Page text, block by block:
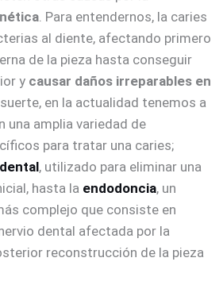
. Para entendernos, la caries
al diente, afectando primero
de la pieza hasta conseguir
y causar daños irreparables en
suerte, en la actualidad tenemos a
una amplia variedad de
para tratar una caries;
, utilizado para eliminar una
hasta la endodoncia, un
complejo que consiste en
dental afectada por la
reconstrucción de la pieza